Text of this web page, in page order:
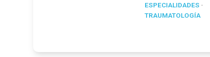
ESPECIALIDADES ·
TRAUMATOLOGÍA